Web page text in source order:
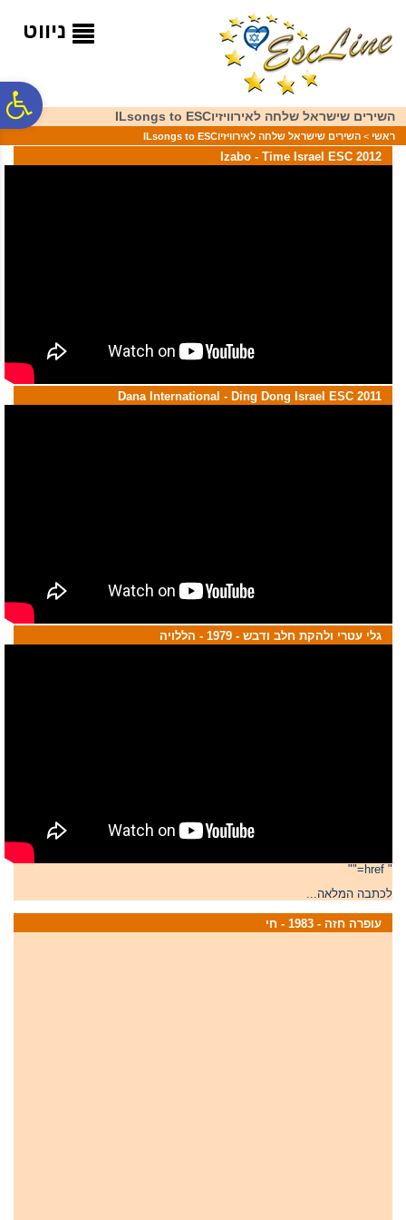
המרכזי
ניווט
השירים שישראל שלחה לאירוויזיוILsongs to ESC
ראשי > השירים שישראל שלחה לאירוויזיוILsongs to ESC
Izabo - Time Israel ESC 2012
Dana International - Ding Dong Israel ESC 2011
גלי עטרי ולהקת חלב ודבש - 1979 - הללויה
" href=""
לכתבה המלאה...
עופרה חזה - 1983 - חי